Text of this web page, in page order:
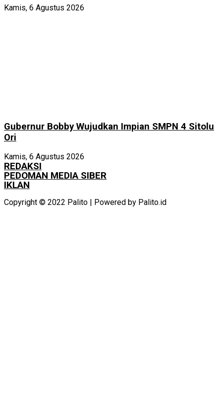
Kamis, 6 Agustus 2026
Gubernur Bobby Wujudkan Impian SMPN 4 Sitolu
Ori
Kamis, 6 Agustus 2026
REDAKSI
PEDOMAN MEDIA SIBER
IKLAN
Copyright © 2022 Palito | Powered by Palito.id